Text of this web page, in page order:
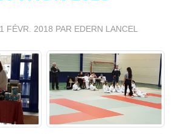
FÉVR. 2018 PAR EDERN LANCEL